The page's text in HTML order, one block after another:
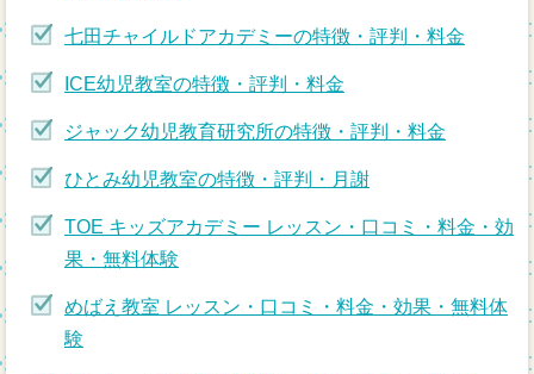
七田チャイルドアカデミーの特徴・評判・料金
ICE幼児教室の特徴・評判・料金
ジャック幼児教育研究所の特徴・評判・料金
ひとみ幼児教室の特徴・評判・月謝
TOE キッズアカデミー レッスン・口コミ・料金・効
果・無料体験
めばえ教室 レッスン・口コミ・料金・効果・無料体
験